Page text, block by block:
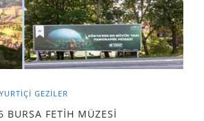
YURTIÇI GEZILER
BURSA FETİH MÜZESİ